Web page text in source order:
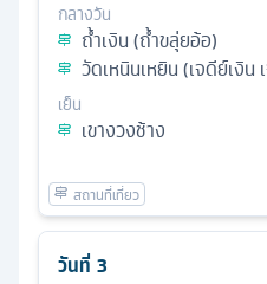
กลางวัน
ถ้ำเงิน (ถ้ำขลุ่ยอ้อ)
วัดเหนินเหยิน (เจดีย์เงิน
เย็น
เขางวงช้าง
วันที่ 3